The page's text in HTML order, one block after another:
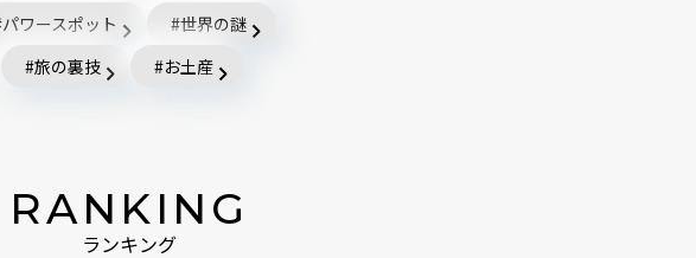
パワースポット
世界の謎
旅の裏技
お土産
RANKING
ランキング